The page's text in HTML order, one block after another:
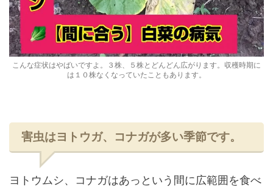
こんな症状はやばいですよ。３株、５株とどんどん広がります。収穫時期に
は１０株なくなっていたこともあります。
害虫はヨトウガ、コナガが多い季節です。
ヨトウムシ、コナガはあっという間に広範囲を食べ